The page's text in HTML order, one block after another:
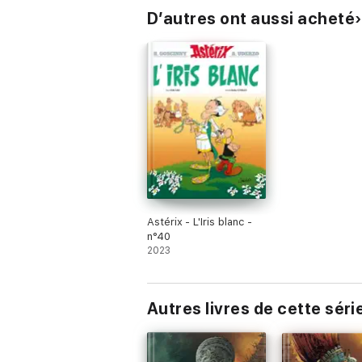
D’autres ont aussi acheté
Astérix - L'Iris blanc -
n°40
2023
Autres livres de cette